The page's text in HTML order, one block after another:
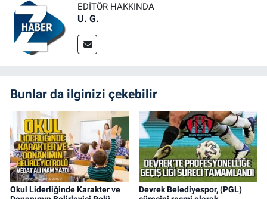
EDITÖR HAKKINDA
U. G.
Bunlar da ilginizi çekebilir
Okul Liderliğinde Karakter ve
Devrek Belediyespor, (PGL)